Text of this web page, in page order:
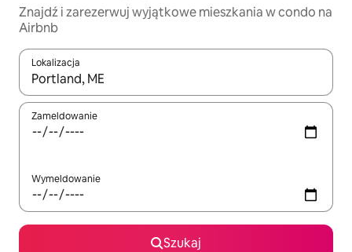
Znajdź i zarezerwuj wyjątkowe mieszkania w condo na
Airbnb
Lokalizacja
Gdy wyniki będą dostępne, możesz poruszać się po nich za
Zameldowanie
Wymeldowanie
Szukaj